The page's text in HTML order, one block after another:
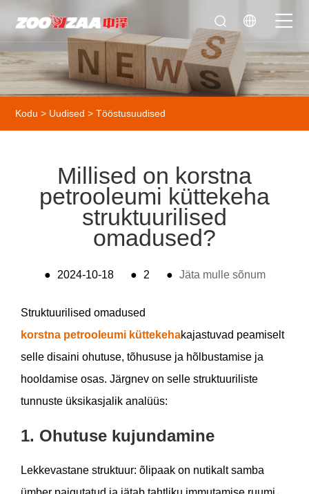
Kodu > Uudised >Tööstusuudised
Millised on korstna
petrooleumi küttekeha
struktuurilised
omadused?
● 2024-10-18 ● 2 ● Jäta mulle sõnum
Struktuurilised omadused
korstna petrooleumi küttekehakajastuvad peamiselt
selle disaini ohutuse, tõhususe ja hõlbustamise ja
hooldamise osas. Järgnev on selle struktuuriliste
tunnuste üksikasjalik analüüs:
1. Ohutuse kujundamine
Lekkevastane struktuur: õlipaak on nutikalt samba